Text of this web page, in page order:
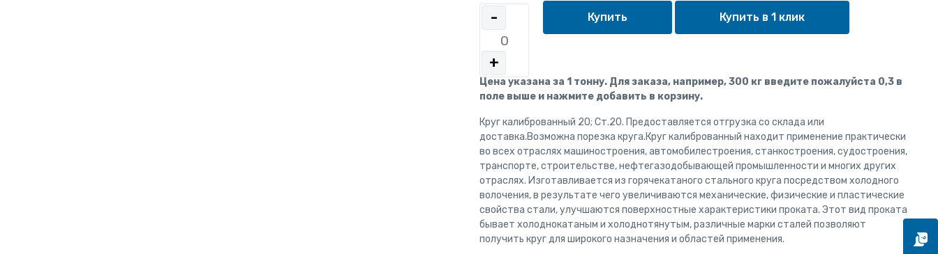
-
+
Купить в 1 клик
Цена указана за 1 тонну. Для заказа, например, 300 кг введите пожалуйста 0,3 в
поле выше и нажмите добавить в корзину.
Круг калиброванный 20; Ст.20. Предоставляется отгрузка со склада или
доставка.Возможна порезка круга.Круг калиброванный находит применение практически
во всех отраслях машиностроения, автомобилестроения, станкостроения, судостроения,
транспорте, строительстве, нефтегазодобывающей промышленности и многих других
отраслях. Изготавливается из горячекатаного стального круга посредством холодного
волочения, в результате чего увеличиваются механические, физические и пластические
свойства стали, улучшаются поверхностные характеристики проката. Этот вид проката
бывает холоднокатаным и холоднотянутым, различные марки сталей позволяют
получить круг для широкого назначения и областей применения.